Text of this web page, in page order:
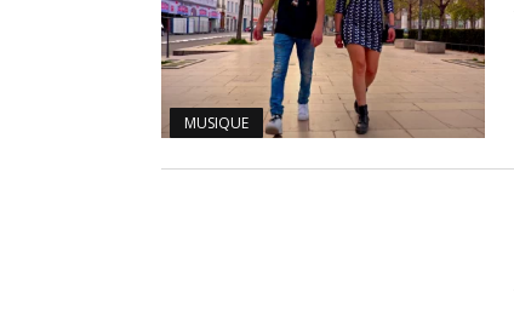
MUSIQUE